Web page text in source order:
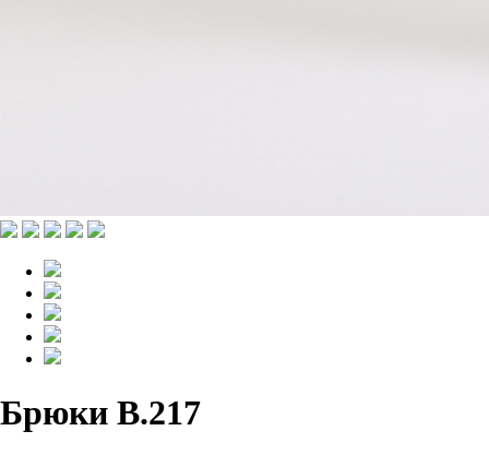
Брюки B.217